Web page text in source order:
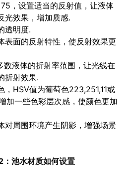
75，设置适当的反射值，让液体
光效果，增加质感.
透明度.
表面的反射特性，使反射效果更
数液体的折射率范围，让光线在
折射效果.
，HSV值为葡萄色223,251,11或
加一些色彩层次感，使颜色更加
对周围环境产生阴影，增强场景
池水材质如何设置